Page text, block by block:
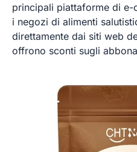
principali piattaforme di e-
i negozi di alimenti
direttamente dai siti web
offrono sconti sugli